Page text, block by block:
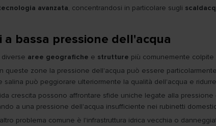
avanzata, concentrandosi in particolare sugli
bassa pressione dell'acqua
aree geografiche e strutture più comunemente
queste zone la pressione dell'acqua può essere
può peggiorare ulteriormente la qualità dell'acqua e
crescita possono affrontare sfide uniche legate alla
a una pressione dell'acqua insufficiente nei rubinetti
problema comune è l'infrastruttura idrica vecchia o